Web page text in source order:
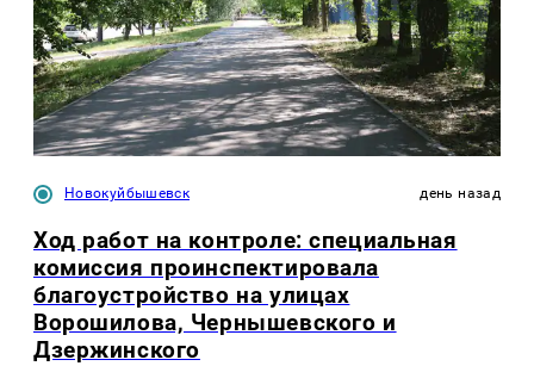
Новокуйбышевск день назад
Ход работ на контроле: специальная
комиссия проинспектировала
благоустройство на улицах
Ворошилова, Чернышевского и
Дзержинского